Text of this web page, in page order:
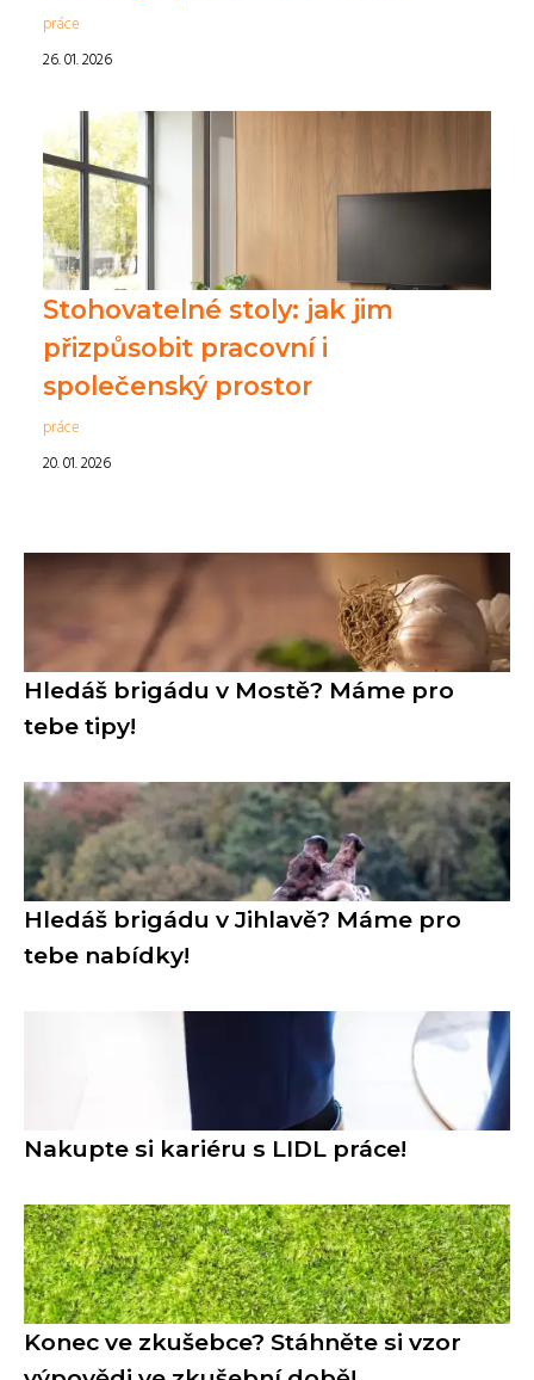
práce
26. 01. 2026
Stohovatelné stoly: jak jim
přizpůsobit pracovní i
společenský prostor
práce
20. 01. 2026
Hledáš brigádu v Mostě? Máme pro
tebe tipy!
Hledáš brigádu v Jihlavě? Máme pro
tebe nabídky!
Nakupte si kariéru s LIDL práce!
Konec ve zkušebce? Stáhněte si vzor